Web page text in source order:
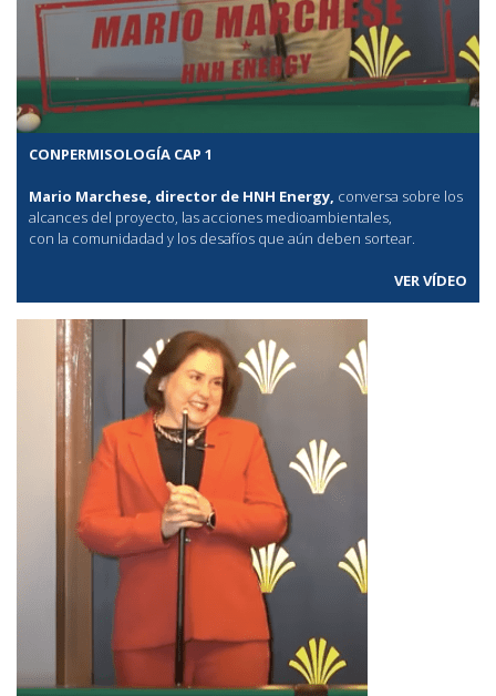
CONPERMISOLOGÍA CAP 1
Mario Marchese, director de HNH Energy, conversa sobre los
alcances del proyecto, las acciones medioambientales,
con la comunidadad y los desafíos que aún deben sortear.
VER VÍDEO